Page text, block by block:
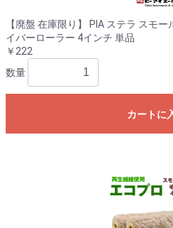
【廃盤 在庫限り】 PIA ステラ スモ
イバーローラー 4インチ 単品
￥222
数量
カートに